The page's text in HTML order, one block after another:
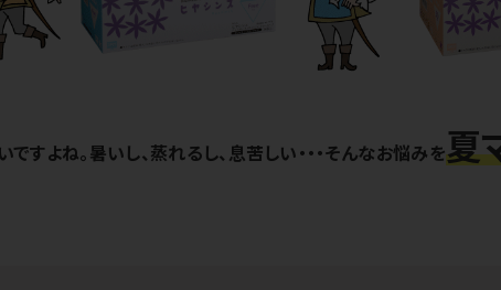
すよね。暑いし、蒸れるし、息苦しい・・・そんなお悩みを夏